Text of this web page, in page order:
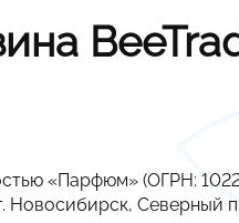
«Парфюм» (ОГРН:
Северный